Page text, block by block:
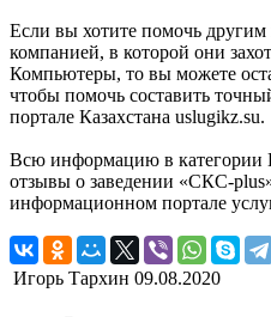
Если вы хотите помочь другим
компанией, в которой они
Компьютеры, то вы можете
чтобы помочь составить
портале Казахстана uslugikz.su.
Всю информацию в категории
отзывы о заведении «СКС-
информационном портале
Игорь Тархин 09.08.2020